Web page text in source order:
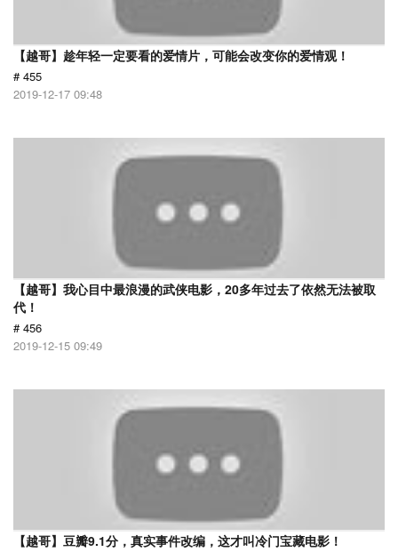
【越哥】趁年轻一定要看的爱情片，可能会改变你的爱情观！
# 455
2019-12-17 09:48
【越哥】我心目中最浪漫的武侠电影，20多年过去了依然无法被取
代！
# 456
2019-12-15 09:49
【越哥】豆瓣9.1分，真实事件改编，这才叫冷门宝藏电影！